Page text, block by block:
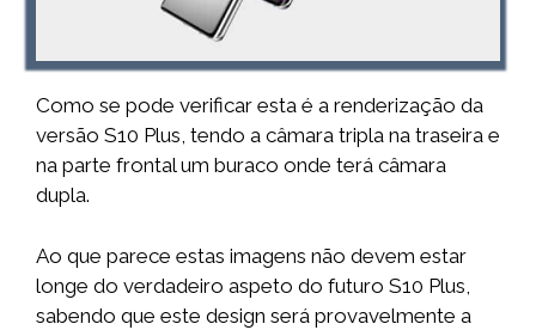
Como se pode verificar esta é a renderização da
versão S10 Plus, tendo a câmara tripla na traseira e
na parte frontal um buraco onde terá câmara
dupla.
Ao que parece estas imagens não devem estar
longe do verdadeiro aspeto do futuro S10 Plus,
sabendo que este design será provavelmente a